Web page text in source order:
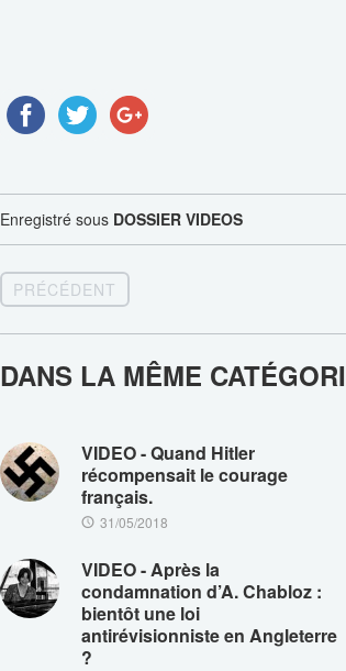
Enregistré sous DOSSIER VIDEOS
PRÉCÉDENT
DANS LA MÊME
VIDEO - Quand Hitler
récompensait le courage
français.
31/05/2018
VIDEO - Après la
condamnation d’A. Chabloz :
bientôt une loi
antirévisionniste en Angleterre
?